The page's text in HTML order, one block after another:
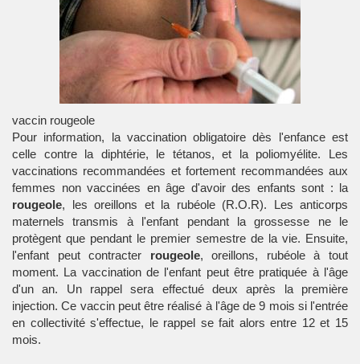
vaccin rougeole
Pour information, la vaccination obligatoire dès l'enfance est
celle contre la diphtérie, le tétanos, et la poliomyélite. Les
vaccinations recommandées et fortement recommandées aux
femmes non vaccinées en âge d'avoir des enfants sont : la
rougeole, les oreillons et la rubéole (R.O.R). Les anticorps
maternels transmis à l'enfant pendant la grossesse ne le
protègent que pendant le premier semestre de la vie. Ensuite,
l'enfant peut contracter rougeole, oreillons, rubéole à tout
moment. La vaccination de l'enfant peut être pratiquée à l'âge
d'un an. Un rappel sera effectué deux après la première
injection. Ce vaccin peut être réalisé à l'âge de 9 mois si l'entrée
en collectivité s'effectue, le rappel se fait alors entre 12 et 15
mois.